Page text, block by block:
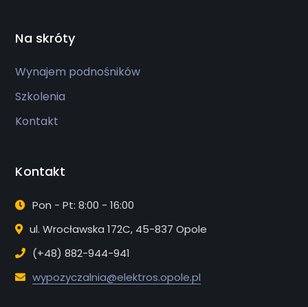
Na skróty
Wynajem podnośników
Szkolenia
Kontakt
Kontakt
Pon - Pt: 8:00 - 16:00
ul. Wrocławska 172C, 45-837 Opole
(+48) 882-944-941
wypozyczalnia@elektros.opole.pl